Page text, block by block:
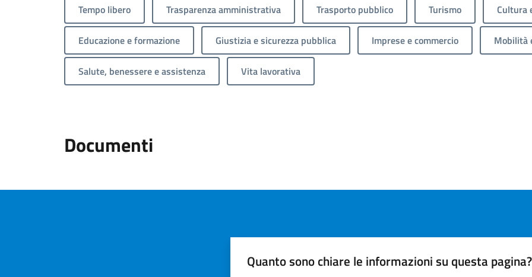
Tempo libero Trasparenza amministrativa Trasporto pubblico Turismo Cultura
Educazione e formazione Giustizia e sicurezza pubblica Imprese e commercio Mobilità
Salute, benessere e assistenza Vita lavorativa
Documenti
Quanto sono chiare le informazioni su questa pagina?